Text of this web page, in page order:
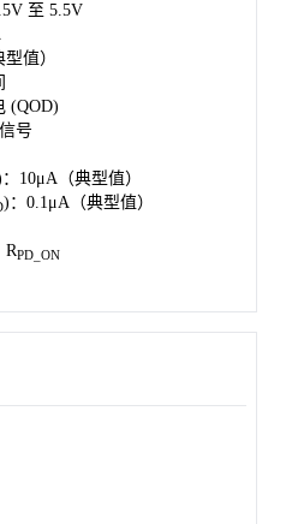
至 5.5V
值）
(QOD)
号
10μA（典型值）
)：0.1μA（典型值）
RPD_ON